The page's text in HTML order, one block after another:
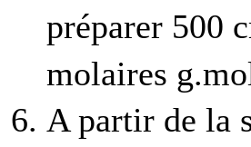
préparer 500
molaires
A partir de la